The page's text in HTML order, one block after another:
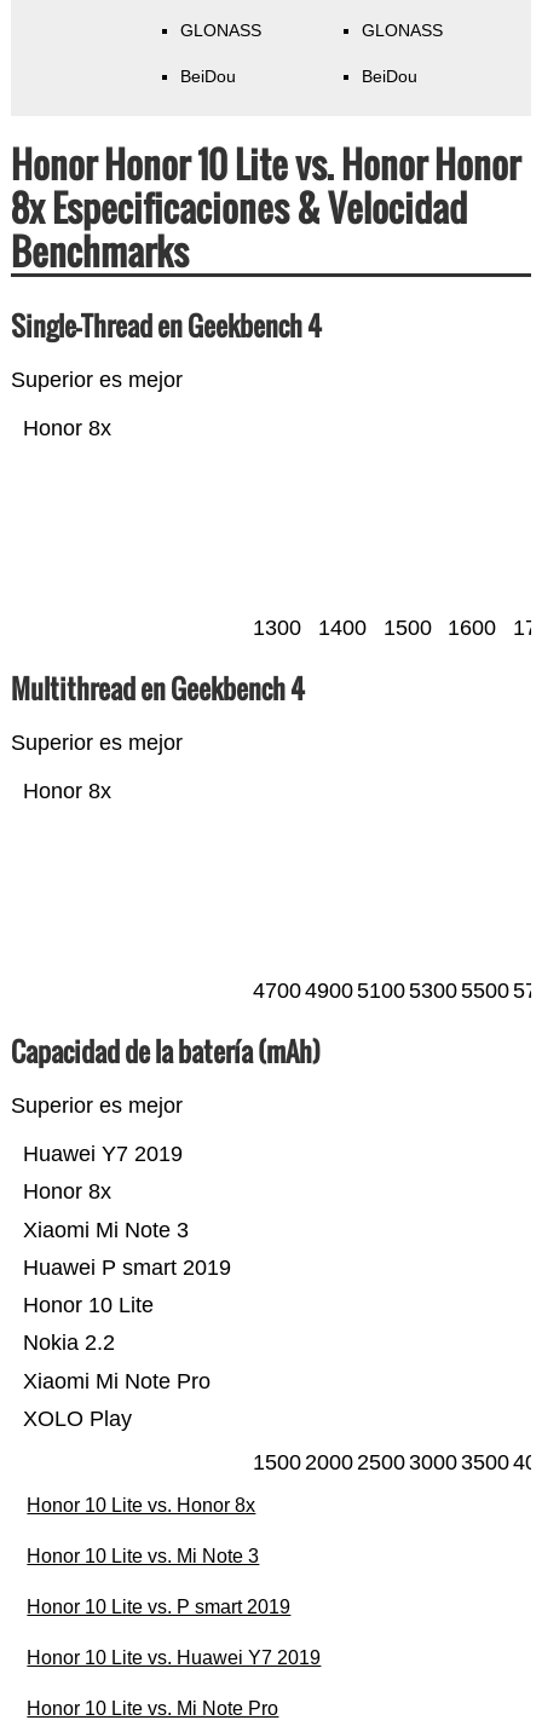
GLONASS
BeiDou
GLONASS
BeiDou
Honor Honor 10 Lite vs. Honor Honor
8x Especificaciones & Velocidad
Benchmarks
Single-Thread en Geekbench 4
Superior es mejor
Honor 8x
1300 1400 1500 1600
Multithread en Geekbench 4
Superior es mejor
Honor 8x
47004900510053005500
Capacidad de la batería (mAh)
Superior es mejor
XOLO Play
Xiaomi Mi Note Pro
Nokia 2.2
Honor 10 Lite
Huawei P smart 2019
Xiaomi Mi Note 3
Honor 8x
Huawei Y7 2019
15002000250030003500
Honor 10 Lite vs. Honor 8x
Honor 10 Lite vs. Mi Note 3
Honor 10 Lite vs. P smart 2019
Honor 10 Lite vs. Huawei Y7 2019
Honor 10 Lite vs. Mi Note Pro